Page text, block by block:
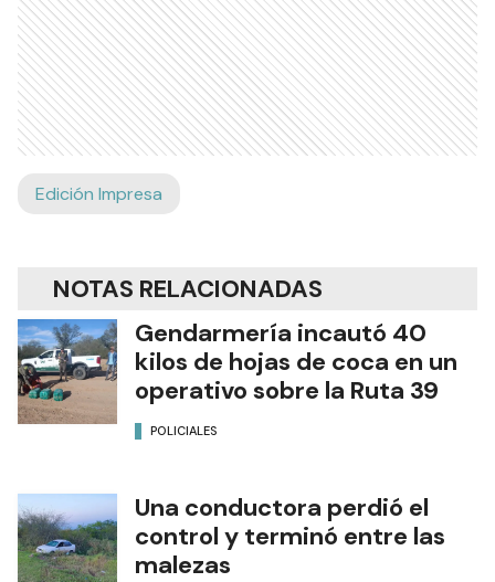
Edición Impresa
NOTAS RELACIONADAS
Gendarmería incautó 40
kilos de hojas de coca en un
operativo sobre la Ruta 39
POLICIALES
Una conductora perdió el
control y terminó entre las
malezas